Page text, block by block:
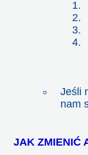
Jeśli
nam
JAK ZMIENIĆ